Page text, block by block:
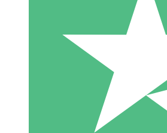
Pacotes de Créditos
Pague conforme o uso com
1000